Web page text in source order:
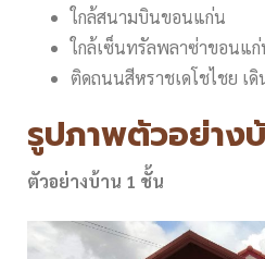
ใกล้สนามบินขอนแก่น
ใกล้เซ็นทรัลพลาซ่าขอนแ
ติดถนนสีหราชเดโชไชย เดิ
รูปภาพตัวอย่าง
ตัวอย่างบ้าน 1 ชั้น